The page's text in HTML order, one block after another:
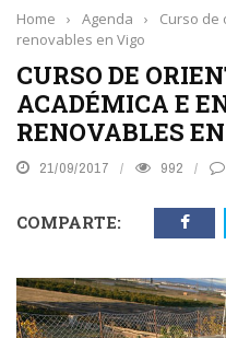
Home › Agenda ›
Curso de
renovables en Vigo
CURSO DE
ACADÉMICA E
RENOVABLES
21/09/2017 992
COMPARTE: